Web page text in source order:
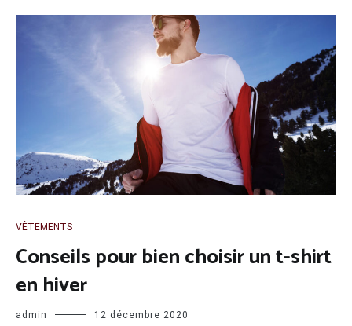
VÊTEMENTS
Conseils pour bien choisir un t-shirt
en hiver
admin 12 décembre 2020